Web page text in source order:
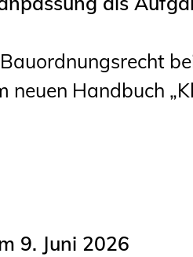
neuen Handbuch
9. Juni 2026